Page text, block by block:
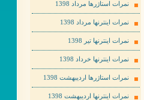
نمرات استاژرها مرداد 1398
نمرات اینترنها مرداد 1398
نمرات اینترنها تیر 1398
نمرات اینترنها خرداد 1398
نمرات استاژرها اردیبهشت 1398
نمرات اینترنها اردیبهشت 1398